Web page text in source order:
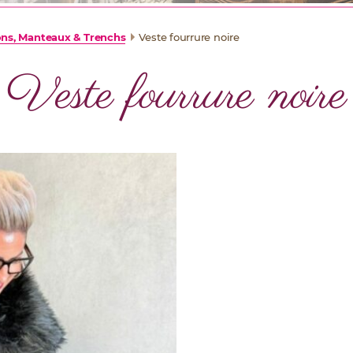
Manteaux & Trenchs Veste fourrure noire
Veste fourrure noire